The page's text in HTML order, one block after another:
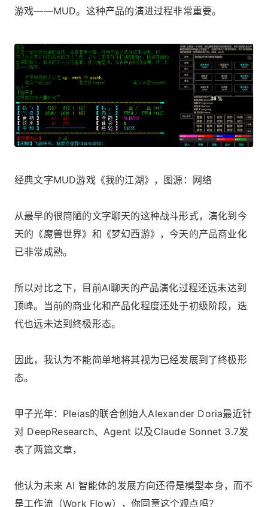
游戏——MUD。这种产品的演进过程非常重要。
经典文字MUD游戏《我的江湖》，图源：网络
从最早的很简陋的文字聊天的这种战斗形式，演化到今
天的《魔兽世界》和《梦幻西游》，今天的产品商业化
已非常成熟。
所以对比之下，目前AI聊天的产品演化过程还远未达到
顶峰。当前的商业化和产品化程度还处于初级阶段，迭
代也远未达到终极形态。
因此，我认为不能简单地将其视为已经发展到了终极形
态。
甲子光年：Pleias的联合创始人Alexander Doria最近针
对 DeepResearch、Agent 以及Claude Sonnet 3.7发
表了两篇文章，
他认为未来 AI 智能体的发展方向还得是模型本身，而不
是工作流（Work Flow），你同意这个观点吗？